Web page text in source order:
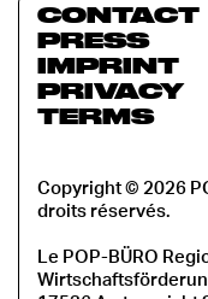
CONTACT
PRESS
IMPRINT
PRIVACY
TERMS
Copyright © 2026
droits réservés.
Le POP-BÜRO